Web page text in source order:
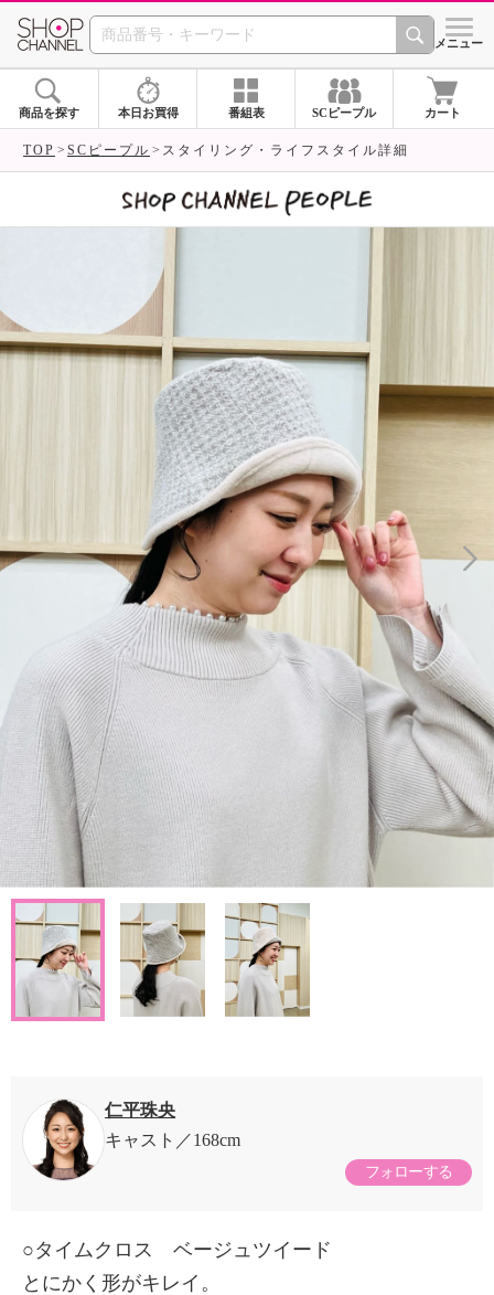
SHOP CHANNEL シメニュー
商品を探す 本日お買得 番組表 SCピープル カート
TOP SCピープル スタイリング・ライフスタイル詳細
仁平珠央
キャスト
168cm
フォローする
○タイムクロス ベージュツイード
とにかく形がキレイ。